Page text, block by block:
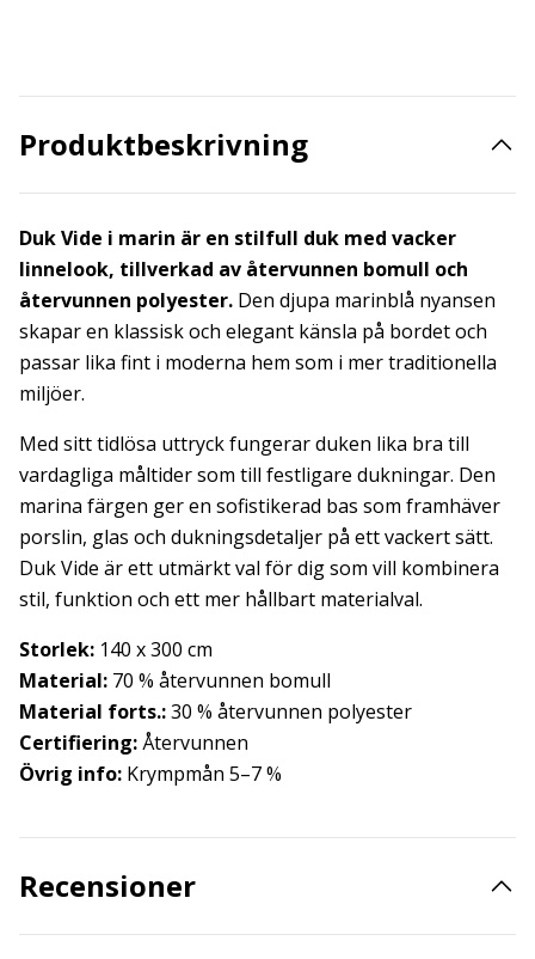
Produktbeskrivning
Duk Vide i marin är en stilfull duk med vacker
linnelook, tillverkad av återvunnen bomull och
återvunnen polyester. Den djupa marinblå nyansen
skapar en klassisk och elegant känsla på bordet och
passar lika fint i moderna hem som i mer traditionella
miljöer.
Med sitt tidlösa uttryck fungerar duken lika bra till
vardagliga måltider som till festligare dukningar. Den
marina färgen ger en sofistikerad bas som framhäver
porslin, glas och dukningsdetaljer på ett vackert sätt.
Duk Vide är ett utmärkt val för dig som vill kombinera
stil, funktion och ett mer hållbart materialval.
Storlek: 140 x 300 cm
Material: 70 % återvunnen bomull
Material forts.:30 % återvunnen polyester
Certifiering:Återvunnen
Övrig info: Krympmån 5–7 %
Recensioner